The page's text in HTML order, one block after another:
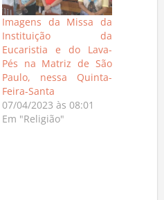
Imagens da Missa da
Instituição da
Eucaristia e do Lava-
Pés na Matriz de São
Paulo, nessa Quinta-
Feira-Santa
07/04/2023 às 08:01
Em "Religião"